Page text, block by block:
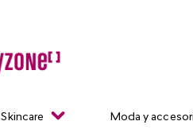
Skincare Moda y